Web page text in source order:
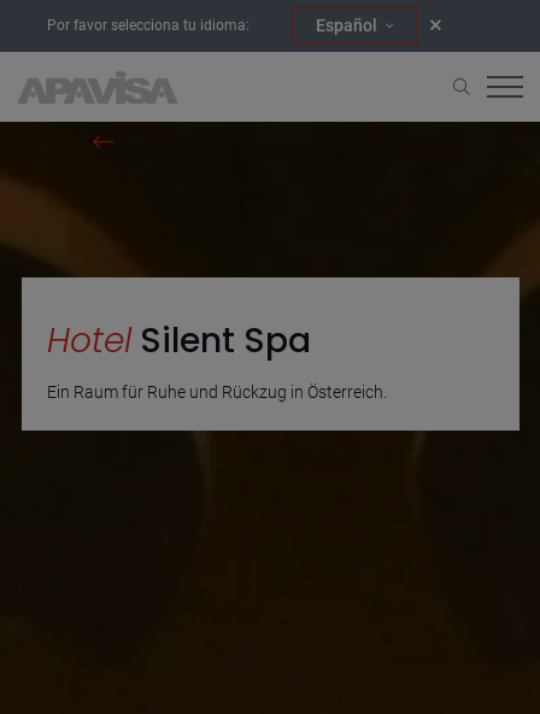
Por favor selecciona tu idioma: Español
HotelSilent Spa
Ein Raum für Ruhe und Rückzug in Österreich.